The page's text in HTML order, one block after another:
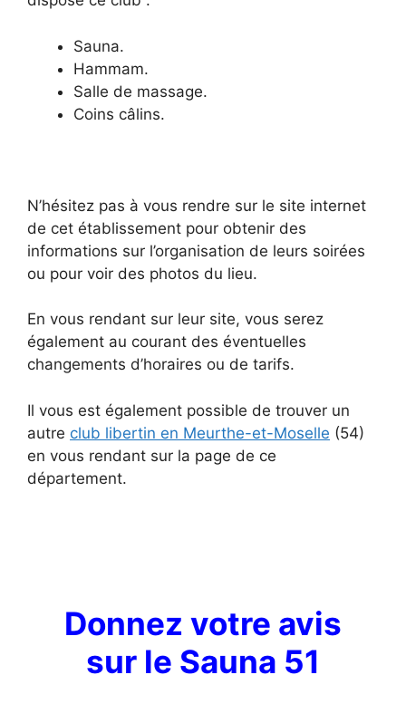
Sauna.
Hammam.
Salle de massage.
Coins câlins.
N’hésitez pas à vous rendre sur le site internet
de cet établissement pour obtenir des
informations sur l’organisation de leurs soirées
ou pour voir des photos du lieu.
En vous rendant sur leur site, vous serez
également au courant des éventuelles
changements d’horaires ou de tarifs.
Il vous est également possible de trouver un
autre club libertin en Meurthe-et-Moselle (54)
en vous rendant sur la page de ce
département.
Donnez votre avis
sur le Sauna 51